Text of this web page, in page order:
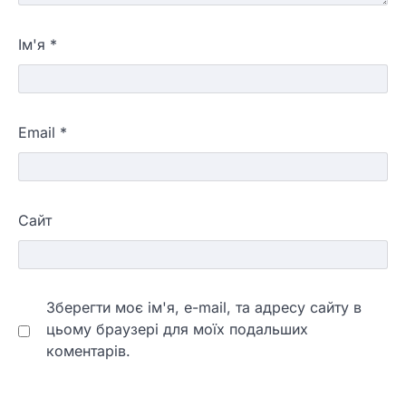
Ім'я *
Email *
Сайт
Зберегти моє ім'я, e-mail, та адресу сайту в
цьому браузері для моїх подальших
коментарів.